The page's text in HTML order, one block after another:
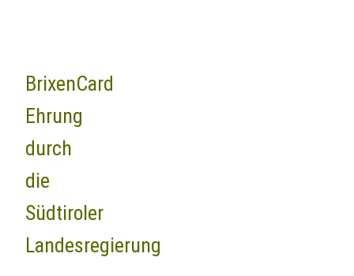
BrixenCard
Ehrung
durch
die
Südtiroler
Landesregierung